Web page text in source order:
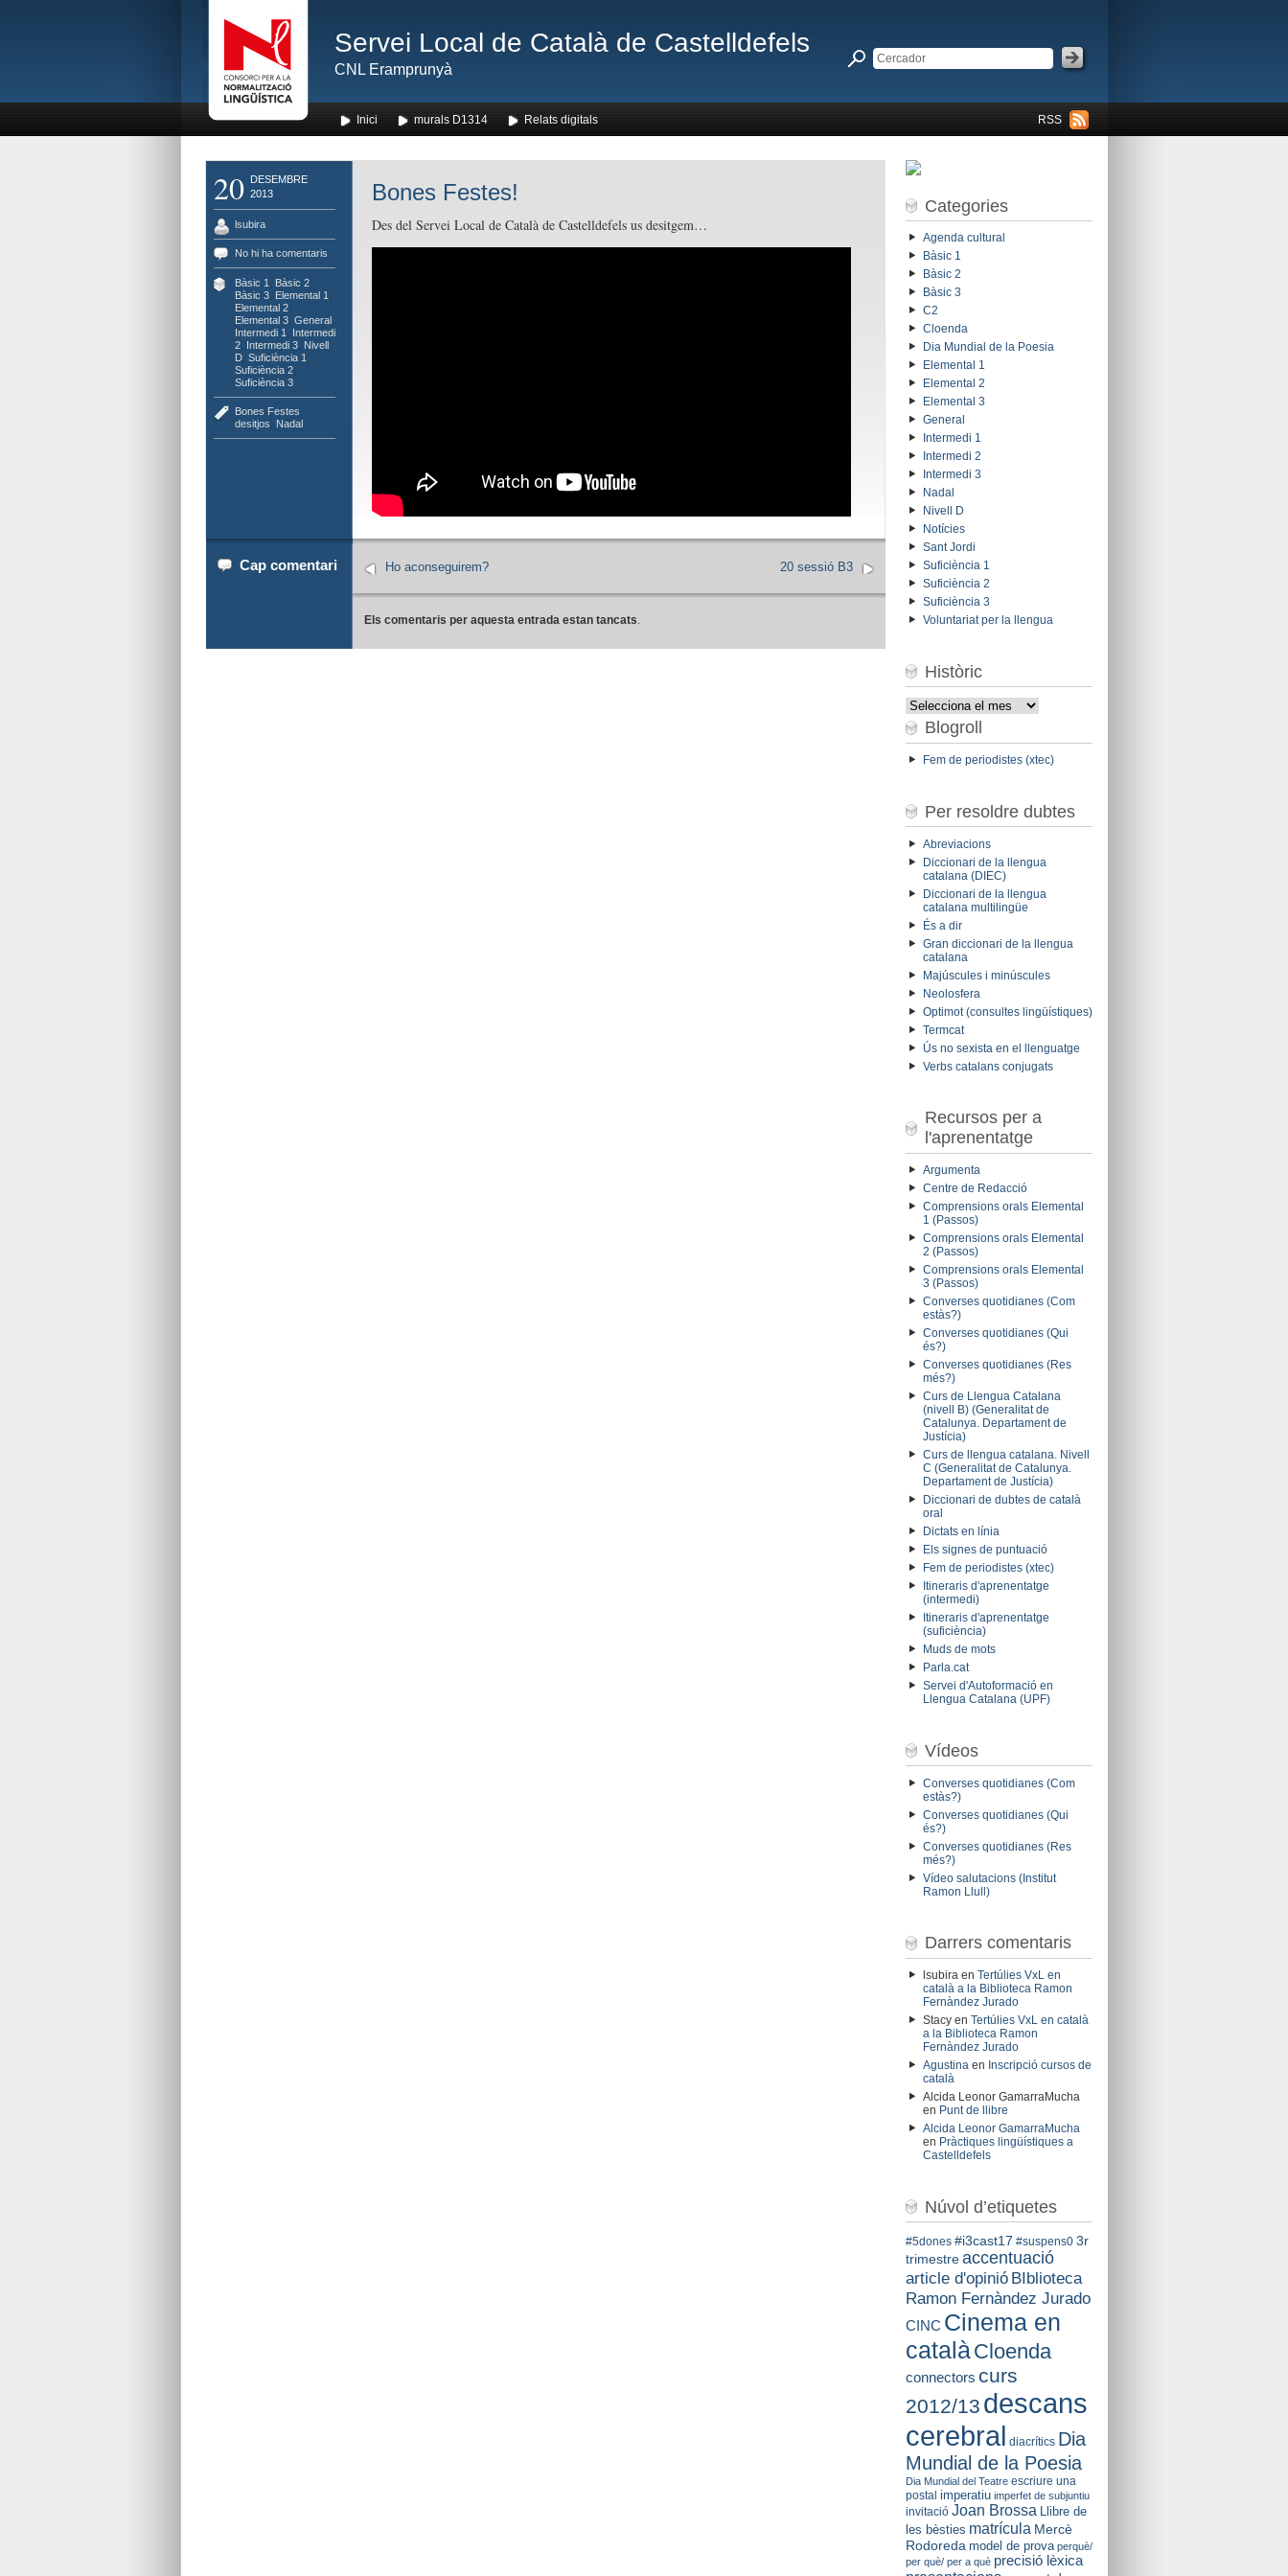
Servei Local de Català de Castelldefels
CNL Eramprunyà
RSS
Inici murals D1314 Relats digitals
20
DESEMBRE
2013
lsubira
No hi ha comentaris
Bàsic 1 Bàsic 2,
Bàsic 3, Elemental 1
Elemental 2,
Elemental 3, General,
Intermedi 1
Intermedi
2, Intermedi 3, Nivell
D, Suficiència 1
Suficiència 2,
Suficiència 3
Bones Festes
desitjos
Nadal
Bones Festes!
Des del Servei Local de Català de Castelldefels us desitgem…
Cap comentari 20 sessió B3
Ho aconseguirem?
Els comentaris per aquesta entrada estan tancats.
Categories
Agenda cultural
Bàsic 1
Bàsic 2
Bàsic 3
C2
Cloenda
Dia Mundial de la Poesia
Elemental 1
Elemental 2
Elemental 3
General
Intermedi 1
Intermedi 2
Intermedi 3
Nadal
Nivell D
Notícies
Sant Jordi
Suficiència 1
Suficiència 2
Suficiència 3
Voluntariat per la llengua
Històric
Històric
Blogroll
Fem de periodistes (xtec)
Per resoldre dubtes
Abreviacions
Diccionari de la llengua
catalana (DIEC)
Diccionari de la llengua
catalana multilingüe
És a dir
Gran diccionari de la llengua
catalana
Majúscules i minúscules
Neolosfera
Optimot (consultes lingüístiques)
Termcat
Ús no sexista en el llenguatge
Verbs catalans conjugats
Recursos per a
l'aprenentatge
Argumenta
Centre de Redacció
Comprensions orals Elemental
1 (Passos)
Comprensions orals Elemental
2 (Passos)
Comprensions orals Elemental
3 (Passos)
Converses quotidianes (Com
estàs?)
Converses quotidianes (Qui
és?)
Converses quotidianes (Res
més?)
Curs de Llengua Catalana
(nivell B) (Generalitat de
Catalunya. Departament de
Justícia)
Curs de llengua catalana. Nivell
C (Generalitat de Catalunya.
Departament de Justícia)
Diccionari de dubtes de català
oral
Dictats en línia
Els signes de puntuació
Fem de periodistes (xtec)
Itineraris d'aprenentatge
(intermedi)
Itineraris d'aprenentatge
(suficiència)
Muds de mots
Parla.cat
Servei d'Autoformació en
Llengua Catalana (UPF)
Vídeos
Converses quotidianes (Com
estàs?)
Converses quotidianes (Qui
és?)
Converses quotidianes (Res
més?)
Vídeo salutacions (Institut
Ramon Llull)
Darrers comentaris
lsubiraen Tertúlies VxL en
català a la Biblioteca Ramon
Fernàndez Jurado
Stacyen Tertúlies VxL en català
a la Biblioteca Ramon
Fernàndez Jurado
Agustinaen Inscripció cursos de
català
Alcida Leonor GamarraMucha
en Punt de llibre
Alcida Leonor GamarraMucha
en Pràctiques lingüístiques a
Castelldefels
Núvol d’etiquetes
#5dones #i3cast17 #suspens0 3r
trimestre accentuació
article d'opinió BIblioteca
Ramon Fernàndez Jurado
CINC Cinema en
catalàCloenda
connectors curs
2012/13 descans
cerebral diacrítics Dia
Mundial de la Poesia
Dia Mundial del Teatre escriure una
postal imperatiu imperfet de subjuntiu
invitació Joan Brossa
Llibre de
les bèsties matrícula Mercè
Rodoreda model de prova perquè/
per què/ per a què precisió lèxica